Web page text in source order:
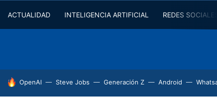
ACTUALIDAD INTELIGENCIA ARTIFICIAL REDES
HOY SE HABLA DE
OpenAI Steve Jobs Generación Z Android